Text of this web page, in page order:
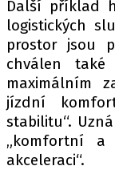
Další příklad
logistických
prostor jsou
chválen
maximálním
jízdní
stabilitu“.
„komfortní a
akceleraci“.